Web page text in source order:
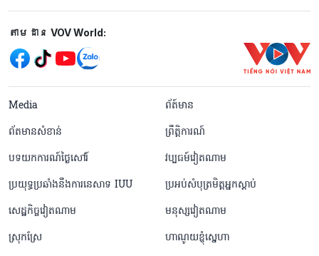
Mạng xã hội
តាមដាន VOV World:
menu footer tiếng Khmer
Media
ព័ត៍មាន
ព័តមានសំខាន់
ព្រឹត្តិការណ៍
បទយកការណ៍ថ្ងៃសៅរ៍
វប្បធម៍វៀតណាម
ប្រយុទ្ធប្រឆាំងនឹងការនេសាទ IUU
ប្រអប់សំបុត្រមិត្តអ្នកស្តាប់
សេដ្ឋកិច្ចវៀតណាម
មនុស្សវៀតណាម
ស្រុកស្រែ
ហាណូយខ្ញុំស្នេហា